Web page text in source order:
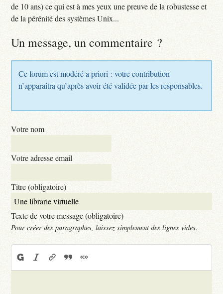
de 10 ans) ce qui est à mes yeux une preuve de la robustesse et
de la pérénité des systèmes Unix...
Un message, un commentaire ?
Ce forum est modéré a priori : votre contribution
n’apparaîtra qu’après avoir été validée par les responsables.
Votre nom
Votre adresse email
Titre (obligatoire)
Texte de votre message (obligatoire)
Pour créer des paragraphes, laissez simplement des lignes vides.